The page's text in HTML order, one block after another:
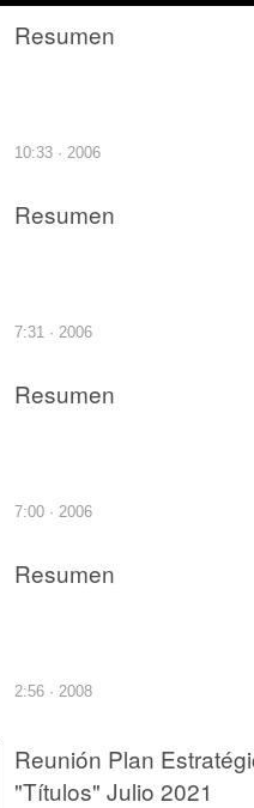
Resumen
10:33 · 2006
Resumen
7:31 · 2006
Resumen
7:00 · 2006
Resumen
2:56 · 2008
Reunión Plan
"Títulos" Julio 2021